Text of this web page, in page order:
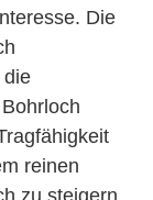
Die
die
reinen
zu steigern.